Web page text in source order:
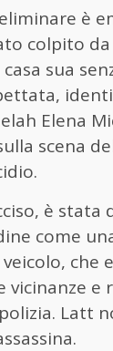
è
colpito
sua
Elena
scena
è stata
come
che
vicinanze e
Latt